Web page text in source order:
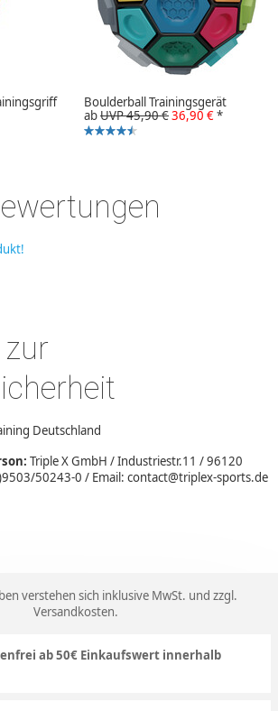
Boulderball Trainingsgerät
abUVP 45,90 €36,90 €*
Deutschland
Triple X GmbH / Industriestr.11 / 96120
50243-0 / Email: contact@triplex-sports.de
verstehen sich inklusive MwSt. und zzgl.
Versandkosten.
ab 50€ Einkaufswert innerhalb